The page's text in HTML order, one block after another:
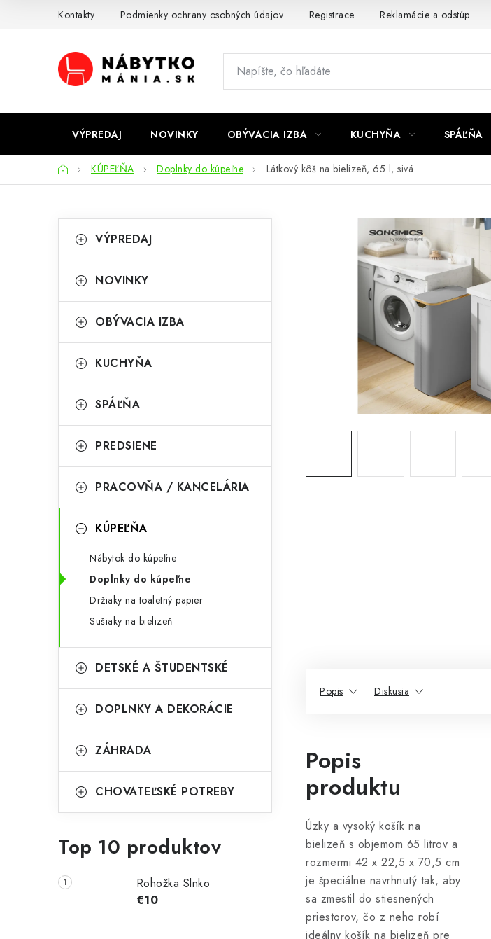
Kontakty Podmienky ochrany osobných údajov Registrace Reklamácie a odstúpenie
VÝPREDAJ NOVINKY OBÝVACIA IZBA KUCHYŇA SPÁĽŇA
DomovKÚPEĽŇA Doplnky do kúpeľne Látkový kôš na bielizeň, 65 l, sivá
o
n
ý
a
n
l
kategórie
a
e
ó
i
VÝPREDAJ
NOVINKY
OBÝVACIA IZBA
KUCHYŇA
SPÁĽŇA
PREDSIENE
PRACOVŇA / KANCELÁRIA
KÚPEĽŇA
Nábytok do kúpeľne
Doplnky do kúpeľne
Držiaky na toaletný papier
Sušiaky na bielizeň
DETSKÉ A ŠTUDENTSKÉ
DOPLNKY A DEKORÁCIE
ZÁHRADA
CHOVATEĽSKÉ POTREBY
Top 10 produktov
Rohožka Slnko
€10
Popis Diskusia
Popis
produktu
Úzky a vysoký košík na
bielizeň s objemom 65 litrov a
rozmermi 42 x 22,5 x 70,5 cm
je špeciálne navrhnutý tak, aby
sa zmestil do stiesnených
priestorov, čo z neho robí
ideálny košík na bielizeň pre